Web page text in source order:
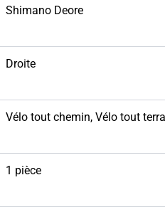
Shimano Deore
Droite
Vélo tout chemin, Vélo tout
1 pièce